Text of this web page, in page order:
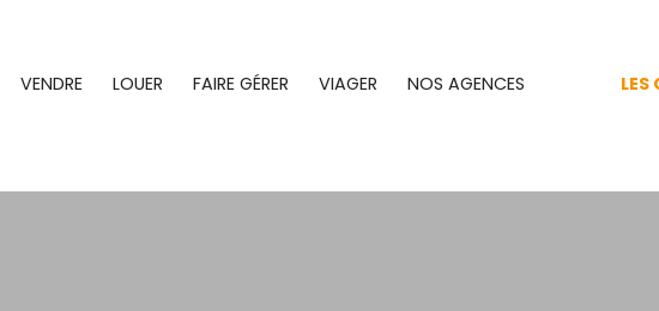
VENDRE LOUER FAIRE GÉRER VIAGER NOS AGENCES LES